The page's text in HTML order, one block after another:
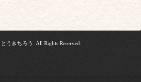
とうきちろう . All Rights Reserved.